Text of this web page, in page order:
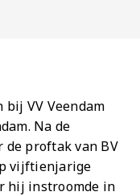
bij VV Veendam
Na de
de proftak van BV
vijftienjarige
hij instroomde in